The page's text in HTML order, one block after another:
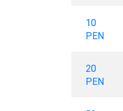
10
PEN
20
PEN